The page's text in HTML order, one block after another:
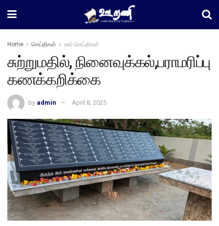
Home செய்திகள் ஊர் செய்திகள்
சுற்றுமதில், நினைவுக்கல்,பராமரிப்பு
கணக்கறிக்கை
by admin April 8, 2025